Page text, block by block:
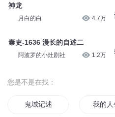
神龙
月白的白 4.7万
秦吏-1636 漫长的自述二
阿波罗的小灶剧社 1.2万
您是不是在找：
鬼域记述 我的人